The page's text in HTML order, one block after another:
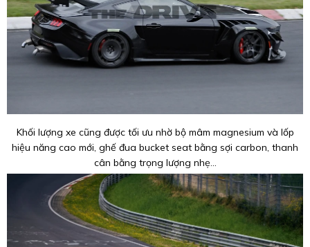
Khối lượng xe cũng được tối ưu nhờ bộ mâm magnesium và lốp
hiệu năng cao mới, ghế đua bucket seat bằng sợi carbon, thanh
cân bằng trọng lượng nhẹ...